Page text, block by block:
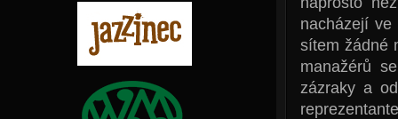
nacházejí
sítem žádné
manažérů
zázraky a